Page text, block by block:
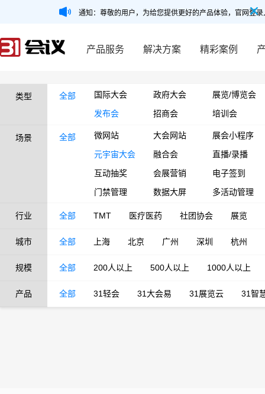
通知：尊敬的用户，为给您提供更好的产品体验，官网登
产品服务 解决方案 精彩案例
类型 全部 国际大会 政府大会
展览/博览会
发布会
招商会 培训会
场景 全部 微网站 大会网站
展会小程序
元宇宙大会
融合会
直播/录播
互动抽奖
会展营销
电子签到
门禁管理
数据大屏 多活动管理
行业 全部 TMT 医疗医药 社团协会 展览
城市 全部 上海 北京 广州 深圳 杭州
规模 全部 200人以上 500人以上 1000人以上
产品 全部 31轻会 31大会易 31展览云 31智